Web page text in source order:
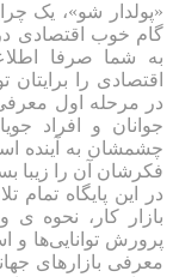
«پولدار شو»، یک
گام خوب اقتصادی
به شما صرفا
اقتصادی را
در مرحله اول
جوانان و افراد
چشمشان به آینده
فکرشان آن را زیبا
در این پایگاه
بازار کار، نحوه
پرورش توانایی‌ها و
معرفی بازارهای